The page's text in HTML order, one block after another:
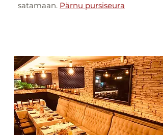
satamaan. Pärnu pursiseura